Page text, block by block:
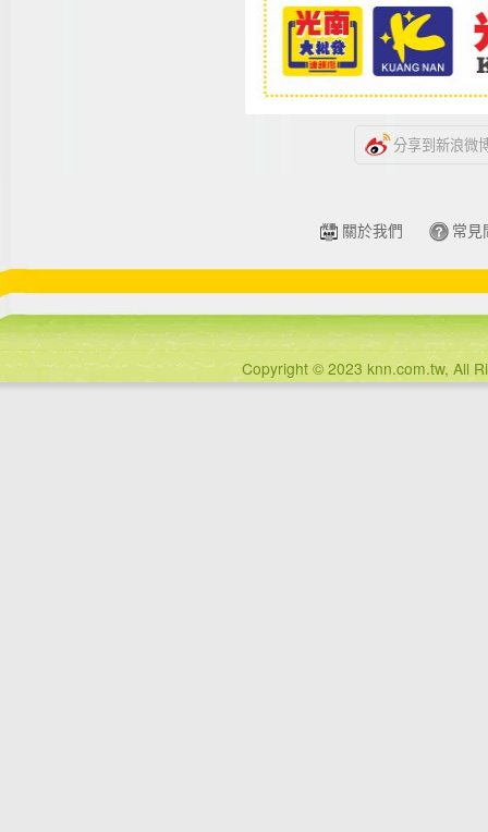
分享到新浪微
關於我們 常見
Copyright © 2023 knn.com.tw, All